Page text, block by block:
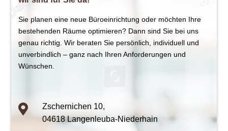
Sie planen eine neue Büroeinrichtung oder möchten Ihre
bestehenden Räume optimieren? Dann sind Sie bei uns
genau richtig. Wir beraten Sie persönlich, individuell und
unverbindlich – ganz nach Ihren Anforderungen und
Wünschen.

Zschernichen 10,
04618 Langenleuba-Niederhain